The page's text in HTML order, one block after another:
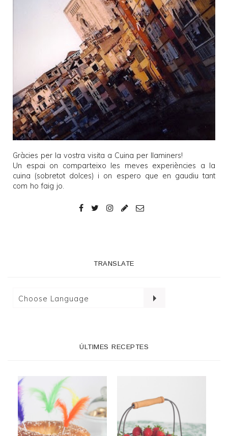
Gràcies per la vostra visita a Cuina per llaminers!
Un espai on comparteixo les meves experiències a la
cuina (sobretot dolces) i on espero que en gaudiu tant
com ho faig jo.
TRANSLATE
ÚLTIMES RECEPTES